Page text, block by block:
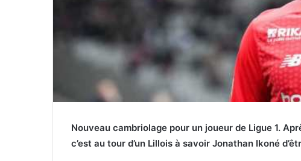
Nouveau cambriolage pour un joueur de Ligue 1.
c’est au tour d’un Lillois à savoir Jonathan Ikoné